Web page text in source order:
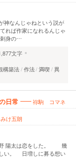
神なんじゃねという説が
れば作家になれるんじゃ
刺身の…
文字
構築法 作法 満喫 異
日常 祢駒 コマネ
みけ五朗
野 陽太は恋をした。 幾
い。 日増しに募る想い